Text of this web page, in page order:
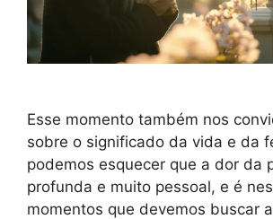
Esse momento também nos
sobre o significado da vida e da
podemos esquecer que a dor da
profunda e muito pessoal, e é
momentos que devemos buscar